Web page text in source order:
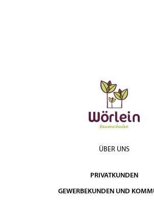
ÜBER UNS
PRIVATKUNDEN
GEWERBEKUNDEN UND